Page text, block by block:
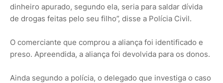
dinheiro apurado, segundo ela, seria para saldar dívida
de drogas feitas pelo seu filho”, disse a Polícia Civil.
O comerciante que comprou a aliança foi identificado e
preso. Apreendida, a aliança foi devolvida para os donos.
Ainda segundo a polícia, o delegado que investiga o caso